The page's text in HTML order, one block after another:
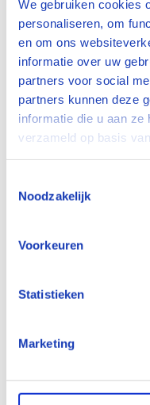
We gebruiken cookies
personaliseren, om
en om ons
informatie over uw
partners voor social
partners kunnen deze
informatie die u aan
verzameld op basis
Noodzakelijk
Voorkeuren
Statistieken
Marketing
technieken rond
De productie
procesinzicht en
Gericht willen
kennisopbouw